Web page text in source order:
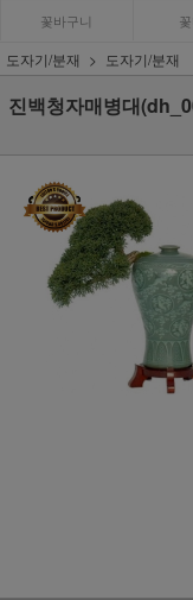
꽃바구니
도자기/분재 도자기/분재
진백청자매병대